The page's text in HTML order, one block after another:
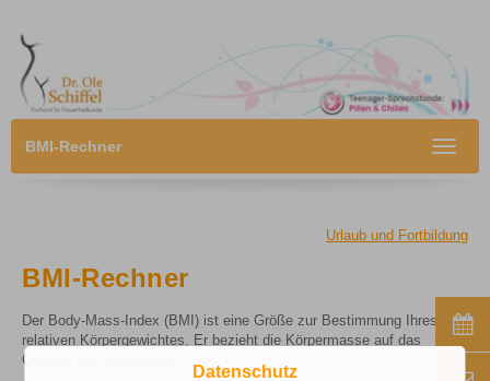
BMI-Rechner
Toggle
Urlaub und Fortbildung
BMI-Rechner
Der Body-Mass-Index (BMI) ist eine Größe zur Bestimmung Ihres
relativen Körpergewichtes. Er bezieht die Körpermasse auf das
Quadrat der Körpergröße.
Datenschutz